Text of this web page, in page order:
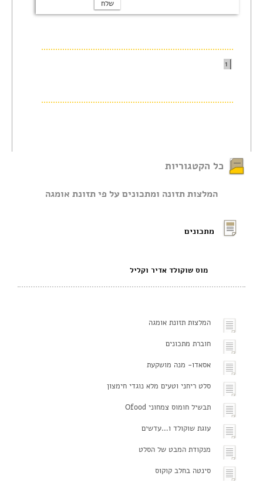
1
כל הקטגוריות
המלצות תזונה ומתכונים על פי תזונת אומגה
מתכונים
מוס שוקולד אדיר וקליל
המלצות תזונת אומגה
חוברת מתכונים
אסאדו- מנה מושקעת
סלט ריחני וטעים מלא נוגדי חימצון
תבשיל חומוס צמחוני Ofood
עוגת שוקולד ו…עדשים
מנקודת המבט של הסלט
סינטה בחלב קוקוס